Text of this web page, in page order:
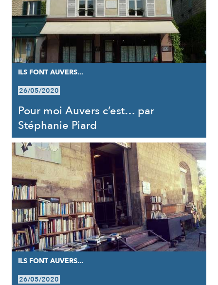
ILS FONT AUVERS...
26/05/2020
Pour moi Auvers c’est… par
Stéphanie Piard
ILS FONT AUVERS...
26/05/2020